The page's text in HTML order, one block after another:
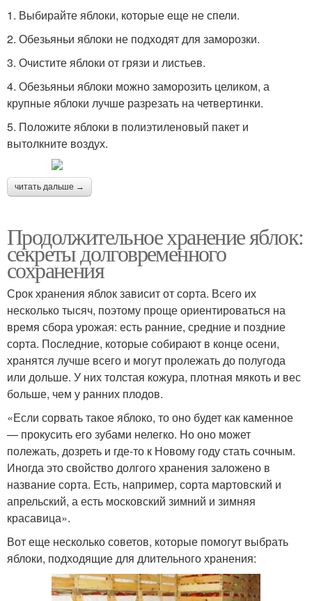
1. Выбирайте яблоки, которые еще не спели.
2. Обезьяньи яблоки не подходят для заморозки.
3. Очистите яблоки от грязи и листьев.
4. Обезьяньи яблоки можно заморозить целиком, а
крупные яблоки лучше разрезать на четвертинки.
5. Положите яблоки в полиэтиленовый пакет и
вытолкните воздух.
читать дальше →
Продолжительное хранение яблок:
секреты долговременного
сохранения
Срок хранения яблок зависит от сорта. Всего их
несколько тысяч, поэтому проще ориентироваться на
время сбора урожая: есть ранние, средние и поздние
сорта. Последние, которые собирают в конце осени,
хранятся лучше всего и могут пролежать до полугода
или дольше. У них толстая кожура, плотная мякоть и вес
больше, чем у ранних плодов.
«Если сорвать такое яблоко, то оно будет как каменное
— прокусить его зубами нелегко. Но оно может
полежать, дозреть и где-то к Новому году стать сочным.
Иногда это свойство долгого хранения заложено в
название сорта. Есть, например, сорта мартовский и
апрельский, а есть московский зимний и зимняя
красавица».
Вот еще несколько советов, которые помогут выбрать
яблоки, подходящие для длительного хранения: